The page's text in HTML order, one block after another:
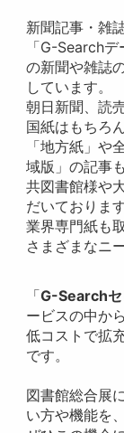
新聞記事・雑
「G-Search
の新聞や雑誌
しています。
朝日新聞、読
国紙はもちろ
「地方紙」や
域版」の記事
共図書館様や
だいております
業界専門紙も
さまざまなニ
「G-Searchセ
ービスの中か
低コストで拡
です。
図書館総合展
い方や機能を